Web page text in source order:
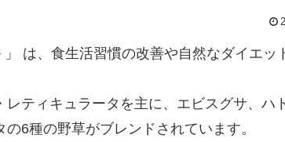
」 は、食生活習慣の改善や自然なダイエッ
ティキュラータを主に、エビスグサ、ハ
6種の野草がブレンドされています。